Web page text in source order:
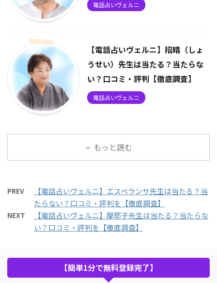
電話占いヴェルニ
【電話占いヴェルニ】招晴（しょ
うせい）先生は当たる？当たらな
い？口コミ・評判【徹底調査】
電話占いヴェルニ
もっと読む
PREV
【電話占いヴェルニ】エスペランサ先生は当たる？当
たらない？口コミ・評判を【徹底調査】
NEXT
【電話占いヴェルニ】摩耶子先生は当たる？当たらな
い？口コミ・評判を【徹底調査】
【簡単1分で無料登録完了】